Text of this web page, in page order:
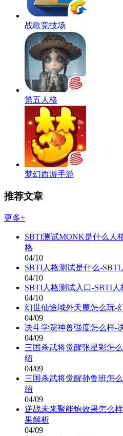
战歌竞技场
第五人格
梦幻西游手游
推荐文章
更多+
SBTI测试MONK是什么人
格
04/10
SBTI人格测试是什么-
04/10
SBTI人格测试入口-SBTI
04/10
幻世仙途域外天魔怎么玩-
04/09
决斗学院神兽强度怎么样-
04/09
三国杀武将觉醒张星彩怎
绍
04/09
三国杀武将觉醒孙鲁班怎
绍
04/09
逆战未来聚能炮效果怎么
果解析
04/09